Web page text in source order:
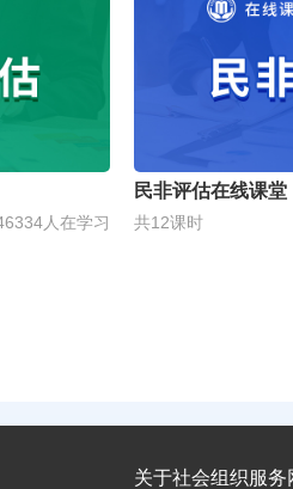
人在学习
民非评估在线课堂
共12课时
关于社会组织服务